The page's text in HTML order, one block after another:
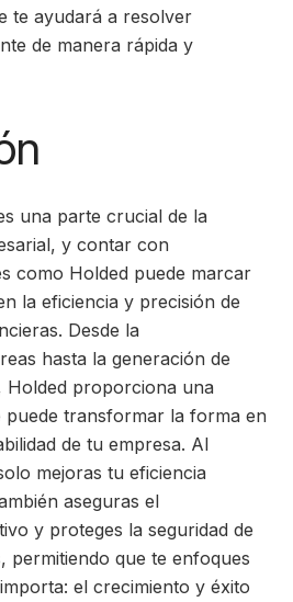
te ayudará a resolver
de manera rápida y
una parte crucial de la
y contar con
como Holded puede marcar
la eficiencia y precisión de
Desde la
hasta la generación de
Holded proporciona una
puede transformar la forma en
de tu empresa. Al
mejoras tu eficiencia
aseguras el
y proteges la seguridad de
permitiendo que te enfoques
el crecimiento y éxito